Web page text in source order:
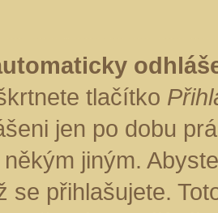
tlačítko
jen po dobu
jiným.
se přihlašujete.